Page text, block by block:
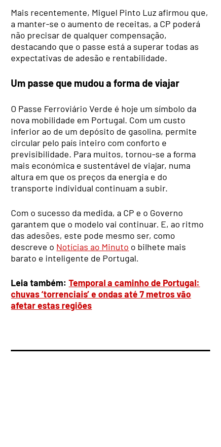
Mais recentemente, Miguel Pinto Luz afirmou que,
a manter-se o aumento de receitas, a CP poderá
não precisar de qualquer compensação,
destacando que o passe está a superar todas as
expectativas de adesão e rentabilidade.
Um passe que mudou a forma de viajar
O Passe Ferroviário Verde é hoje um símbolo da
nova mobilidade em Portugal. Com um custo
inferior ao de um depósito de gasolina, permite
circular pelo país inteiro com conforto e
previsibilidade. Para muitos, tornou-se a forma
mais económica e sustentável de viajar, numa
altura em que os preços da energia e do
transporte individual continuam a subir.
Com o sucesso da medida, a CP e o Governo
garantem que o modelo vai continuar. E, ao ritmo
das adesões, este pode mesmo ser, como
descreve o Notícias ao Minuto o bilhete mais
barato e inteligente de Portugal.
Leia também:Temporal a caminho de Portugal:
chuvas ‘torrenciais’ e ondas até 7 metros vão
afetar estas regiões